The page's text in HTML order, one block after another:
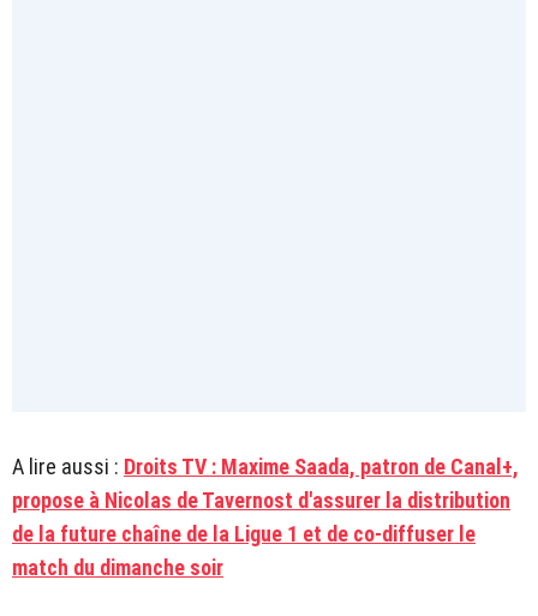
A lire aussi : Droits TV : Maxime Saada, patron de Canal+,
propose à Nicolas de Tavernost d'assurer la distribution
de la future chaîne de la Ligue 1 et de co-diffuser le
match du dimanche soir